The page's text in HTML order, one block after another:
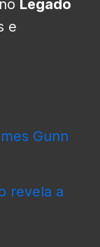
Legado
e
Gunn
revela a